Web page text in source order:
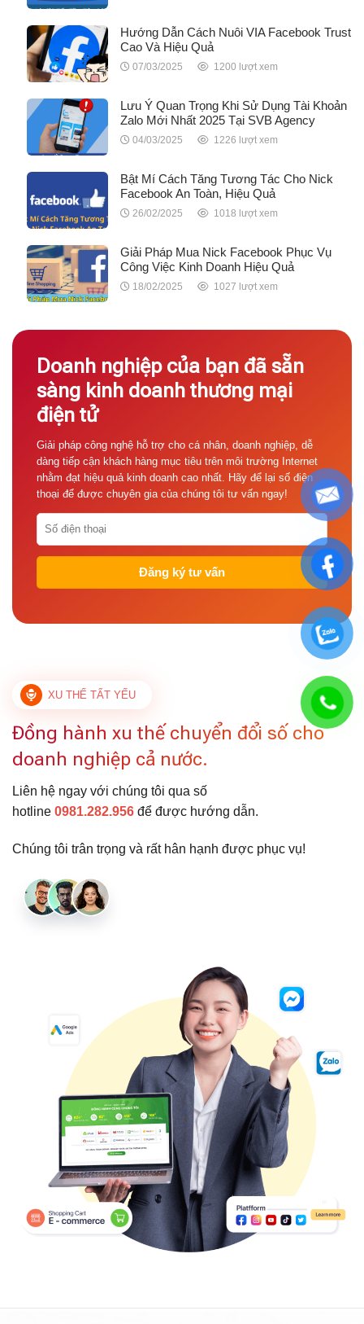
Hướng Dẫn Cách Nuôi VIA Facebook Trust
Cao Và Hiệu Quả
07/03/2025 1200 lượt xem
Lưu Ý Quan Trọng Khi Sử Dụng Tài Khoản
Zalo Mới Nhất 2025 Tại SVB Agency
04/03/2025 1226 lượt xem
Bật Mí Cách Tăng Tương Tác Cho Nick
Facebook An Toàn, Hiệu Quả
26/02/2025 1018 lượt xem
Giải Pháp Mua Nick Facebook Phục Vụ
Công Việc Kinh Doanh Hiệu Quả
18/02/2025 1027 lượt xem
Doanh nghiệp của bạn đã sẵn
sàng kinh doanh thương mại
điện tử
Giải pháp công nghệ hỗ trợ cho cá nhân, doanh nghiệp, dễ
dàng tiếp cận khách hàng mục tiêu trên môi trường Internet
nhằm đạt hiệu quả kinh doanh cao nhất. Hãy để lại số điện
thoại để được chuyên gia của chúng tôi tư vấn ngay!
XU THẾ TẤT YẾU
Đồng hành xu thế chuyển đổi số cho
doanh nghiệp cả nước.
Liên hệ ngay với chúng tôi qua số
hotline 0981.282.956 để được hướng dẫn.
Chúng tôi trân trọng và rất hân hạnh được phục vụ!